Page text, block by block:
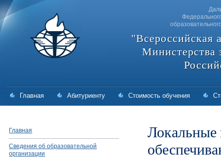
"Всероссийская
Министерства
Главная Абитуриенту Стоимость обучения
Главная
Сведения об образовательной
организации
Локальные